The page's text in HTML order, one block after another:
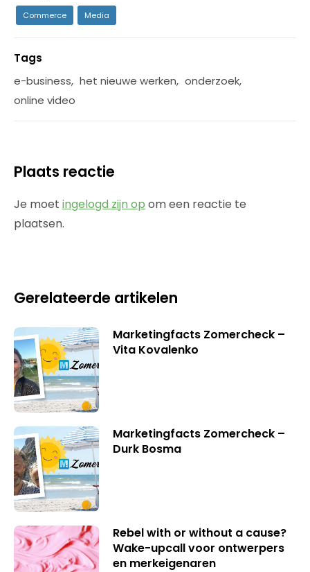
Commerce Media
Tags
e-business, het nieuwe werken, onderzoek,
online video
Plaats reactie
Je moet ingelogd zijn op om een reactie te
plaatsen.
Gerelateerde artikelen
Marketingfacts Zomercheck –
Vita Kovalenko
Marketingfacts Zomercheck –
Durk Bosma
Rebel with or without a cause?
Wake-upcall voor ontwerpers
en merkeigenaren